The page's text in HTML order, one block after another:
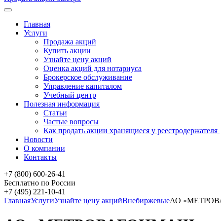
Главная
Услуги
Продажа акций
Купить акции
Узнайте цену акций
Оценка акций для нотариуса
Брокерское обслуживание
Управление капиталом
Учебный центр
Полезная информация
Статьи
Частые вопросы
Как продать акции хранящиеся у реестродержателя
Новости
О компании
Контакты
+7 (800) 600-26-41
Бесплатно по России
+7 (495) 221-10-41
ГлавнаяУслугиУзнайте цену акцийВнебиржевыеАО